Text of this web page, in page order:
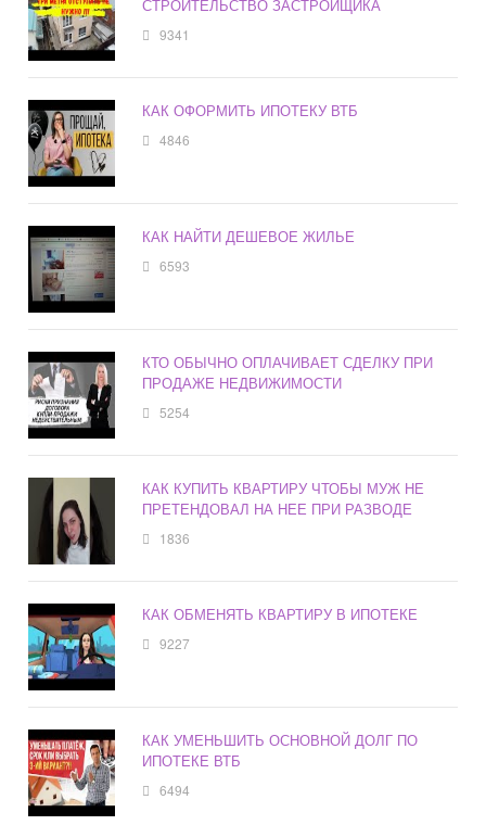
СТРОИТЕЛЬСТВО ЗАСТРОЙЩИКА
9341
КАК ОФОРМИТЬ ИПОТЕКУ ВТБ
4846
КАК НАЙТИ ДЕШЕВОЕ ЖИЛЬЕ
6593
КТО ОБЫЧНО ОПЛАЧИВАЕТ СДЕЛКУ ПРИ
ПРОДАЖЕ НЕДВИЖИМОСТИ
5254
КАК КУПИТЬ КВАРТИРУ ЧТОБЫ МУЖ НЕ
ПРЕТЕНДОВАЛ НА НЕЕ ПРИ РАЗВОДЕ
1836
КАК ОБМЕНЯТЬ КВАРТИРУ В ИПОТЕКЕ
9227
КАК УМЕНЬШИТЬ ОСНОВНОЙ ДОЛГ ПО
ИПОТЕКЕ ВТБ
6494